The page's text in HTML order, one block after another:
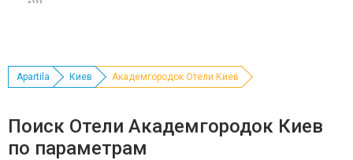
Apartila Киев Академгородок Отели Киев
Поиск Отели Академгородок Киев
по параметрам